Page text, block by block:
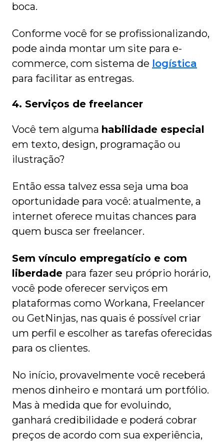
boca.
Conforme você for se profissionalizando,
pode ainda montar um site para e-
commerce, com sistema de logística
para facilitar as entregas.
4. Serviços de freelancer
Você tem alguma habilidade especial
em texto, design, programação ou
ilustração?
Então essa talvez essa seja uma boa
oportunidade para você: atualmente, a
internet oferece muitas chances para
quem busca ser freelancer.
Sem vínculo empregatício e com
liberdade para fazer seu próprio horário,
você pode oferecer serviços em
plataformas como Workana, Freelancer
ou GetNinjas, nas quais é possível criar
um perfil e escolher as tarefas oferecidas
para os clientes.
No início, provavelmente você receberá
menos dinheiro e montará um portfólio.
Mas à medida que for evoluindo,
ganhará credibilidade e poderá cobrar
preços de acordo com sua experiência,